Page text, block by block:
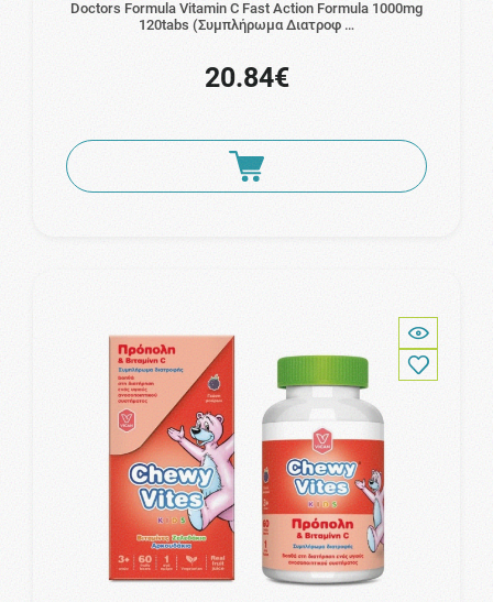
Doctors Formula Vitamin C Fast Action Formula 1000mg
120tabs (Συμπλήρωμα Διατροφ …
20.84€